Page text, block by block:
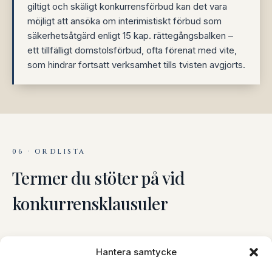
Hantera samtycke
giltigt och skäligt konkurrensförbud kan det vara
möjligt att ansöka om interimistiskt förbud som
säkerhetsåtgärd enligt 15 kap. rättegångsbalken –
ett tillfälligt domstolsförbud, ofta förenat med vite,
som hindrar fortsatt verksamhet tills tvisten avgjorts.
06 · ORDLISTA
Termer du stöter på vid
konkurrensklausuler
Konkurrensklausul